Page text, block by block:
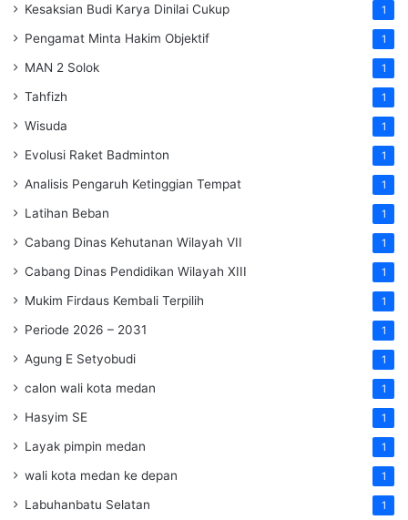
Kesaksian Budi Karya Dinilai Cukup 1
Pengamat Minta Hakim Objektif 1
MAN 2 Solok 1
Tahfizh 1
Wisuda 1
Evolusi Raket Badminton 1
Analisis Pengaruh Ketinggian Tempat 1
Latihan Beban 1
Cabang Dinas Kehutanan Wilayah VII 1
Cabang Dinas Pendidikan Wilayah XIII 1
Mukim Firdaus Kembali Terpilih 1
Periode 2026 – 2031 1
Agung E Setyobudi 1
calon wali kota medan 1
Hasyim SE 1
Layak pimpin medan 1
wali kota medan ke depan 1
Labuhanbatu Selatan 1